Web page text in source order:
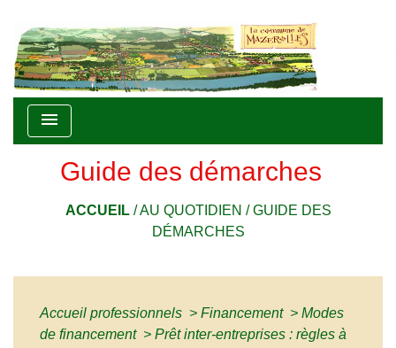
menu
Guide des démarches
ACCUEIL/AU QUOTIDIEN /GUIDE DES
DÉMARCHES
Accueil professionnels > Financement > Modes
de financement > Prêt inter-entreprises : règles à